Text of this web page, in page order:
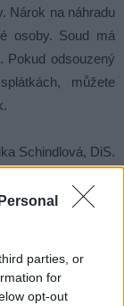
parties, or
for
opt-out
Nárok na náhradu
osoby. Soud má
Pokud odsouzený
můžete
Schindlová, DiS.